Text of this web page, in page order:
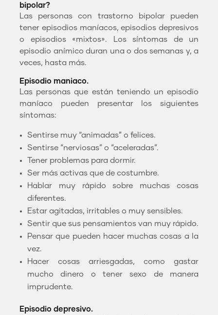
bipolar?
Las personas con trastorno bipolar pueden
tener episodios maníacos, episodios depresivos
o episodios «mixtos». Los síntomas de un
episodio anímico duran una o dos semanas y, a
veces, hasta más.
Episodio maniaco.
Las personas que están teniendo un episodio
maníaco pueden presentar los siguientes
síntomas:
Sentirse muy “animadas” o felices.
Sentirse “nerviosas” o “aceleradas”.
Tener problemas para dormir.
Ser más activas que de costumbre.
Hablar muy rápido sobre muchas cosas
diferentes.
Estar agitadas, irritables o muy sensibles.
Sentir que sus pensamientos van muy rápido.
Pensar que pueden hacer muchas cosas a la
vez.
Hacer cosas arriesgadas, como gastar
mucho dinero o tener sexo de manera
imprudente.
Episodio depresivo.